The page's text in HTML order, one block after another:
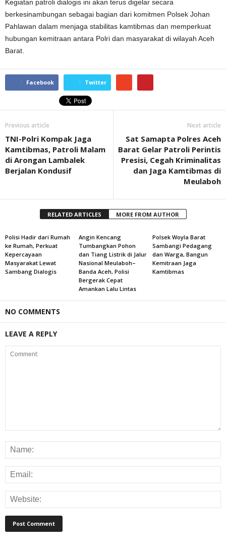
Kegiatan patroli dialogis ini akan terus digelar secara
berkesinambungan sebagai bagian dari komitmen Polsek Johan
Pahlawan dalam menjaga stabilitas kamtibmas dan memperkuat
hubungan kemitraan antara Polri dan masyarakat di wilayah Aceh
Barat.
Facebook Twitter
Previous article
TNI-Polri Kompak Jaga
Kamtibmas, Patroli Malam
di Arongan Lambalek
Berjalan Kondusif
Next article
Sat Samapta Polres Aceh
Barat Gelar Patroli Perintis
Presisi, Cegah Kriminalitas
dan Jaga Kamtibmas di
Meulaboh
RELATED ARTICLES MORE FROM AUTHOR
Polisi Hadir dari Rumah
ke Rumah, Perkuat
Kepercayaan
Masyarakat Lewat
Sambang Dialogis
Angin Kencang
Tumbangkan Pohon
dan Tiang Listrik di Jalur
Nasional Meulaboh–
Banda Aceh, Polisi
Bergerak Cepat
Amankan Lalu Lintas
Polsek Woyla Barat
Sambangi Pedagang
dan Warga, Bangun
Kemitraan Jaga
Kamtibmas
NO COMMENTS
LEAVE A REPLY